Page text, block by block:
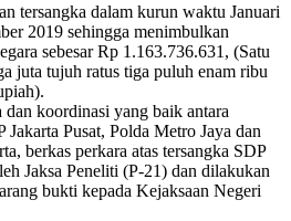
tersangka dalam kurun waktu Januari
2019 sehingga menimbulkan
sebesar Rp 1.163.736.631, (Satu
juta tujuh ratus tiga puluh enam ribu
koordinasi yang baik antara
Pusat, Polda Metro Jaya dan
berkas perkara atas tersangka SDP
Jaksa Peneliti (P-21) dan dilakukan
bukti kepada Kejaksaan Negeri